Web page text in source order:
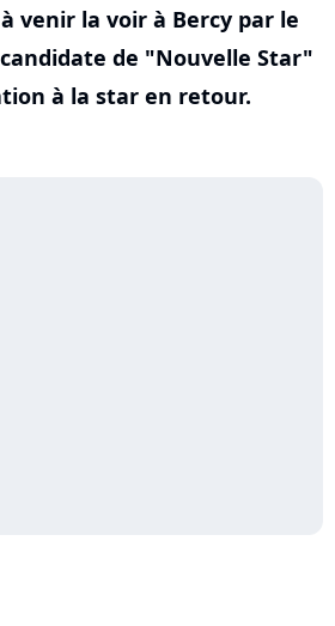
venir la voir à Bercy par le
de "Nouvelle Star"
à la star en retour.